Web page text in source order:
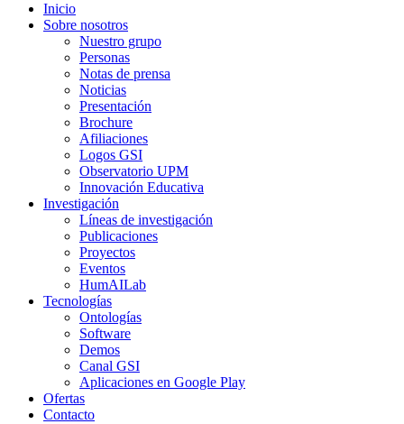
Inicio
Sobre nosotros
Nuestro grupo
Personas
Notas de prensa
Noticias
Presentación
Brochure
Afiliaciones
Logos GSI
Observatorio UPM
Innovación Educativa
Investigación
Líneas de investigación
Publicaciones
Proyectos
Eventos
HumAILab
Tecnologías
Ontologías
Software
Demos
Canal GSI
Aplicaciones en Google Play
Ofertas
Contacto